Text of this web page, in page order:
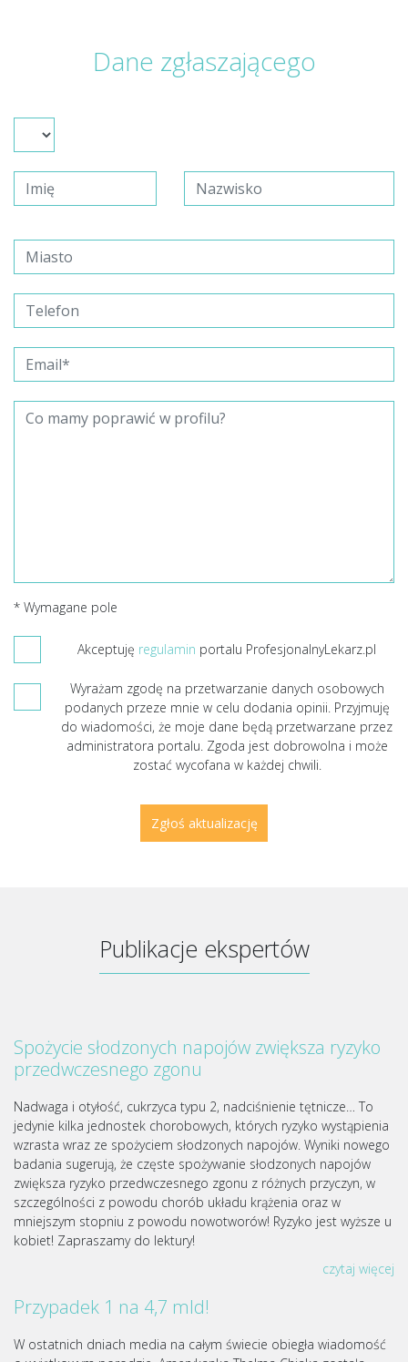
Dane zgłaszającego
* Wymagane pole
Akceptuję regulamin portalu ProfesjonalnyLekarz.pl
Wyrażam zgodę na przetwarzanie danych osobowych
podanych przeze mnie w celu dodania opinii. Przyjmuję
do wiadomości, że moje dane będą przetwarzane przez
administratora portalu. Zgoda jest dobrowolna i może
zostać wycofana w każdej chwili.
Publikacje ekspertów
Spożycie słodzonych napojów zwiększa ryzyko
przedwczesnego zgonu
Nadwaga i otyłość, cukrzyca typu 2, nadciśnienie tętnicze… To
jedynie kilka jednostek chorobowych, których ryzyko wystąpienia
wzrasta wraz ze spożyciem słodzonych napojów. Wyniki nowego
badania sugerują, że częste spożywanie słodzonych napojów
zwiększa ryzyko przedwczesnego zgonu z różnych przyczyn, w
szczególności z powodu chorób układu krążenia oraz w
mniejszym stopniu z powodu nowotworów! Ryzyko jest wyższe u
kobiet! Zapraszamy do lektury!
czytaj więcej
Przypadek 1 na 4,7 mld!
W ostatnich dniach media na całym świecie obiegła wiadomość